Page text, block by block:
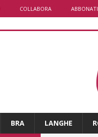
COLLABORA ABBONATI
BRA LANGHE